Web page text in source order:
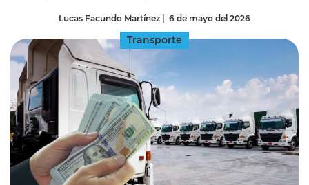
Lucas Facundo Martínez | 6 de mayo del 2026
Transporte